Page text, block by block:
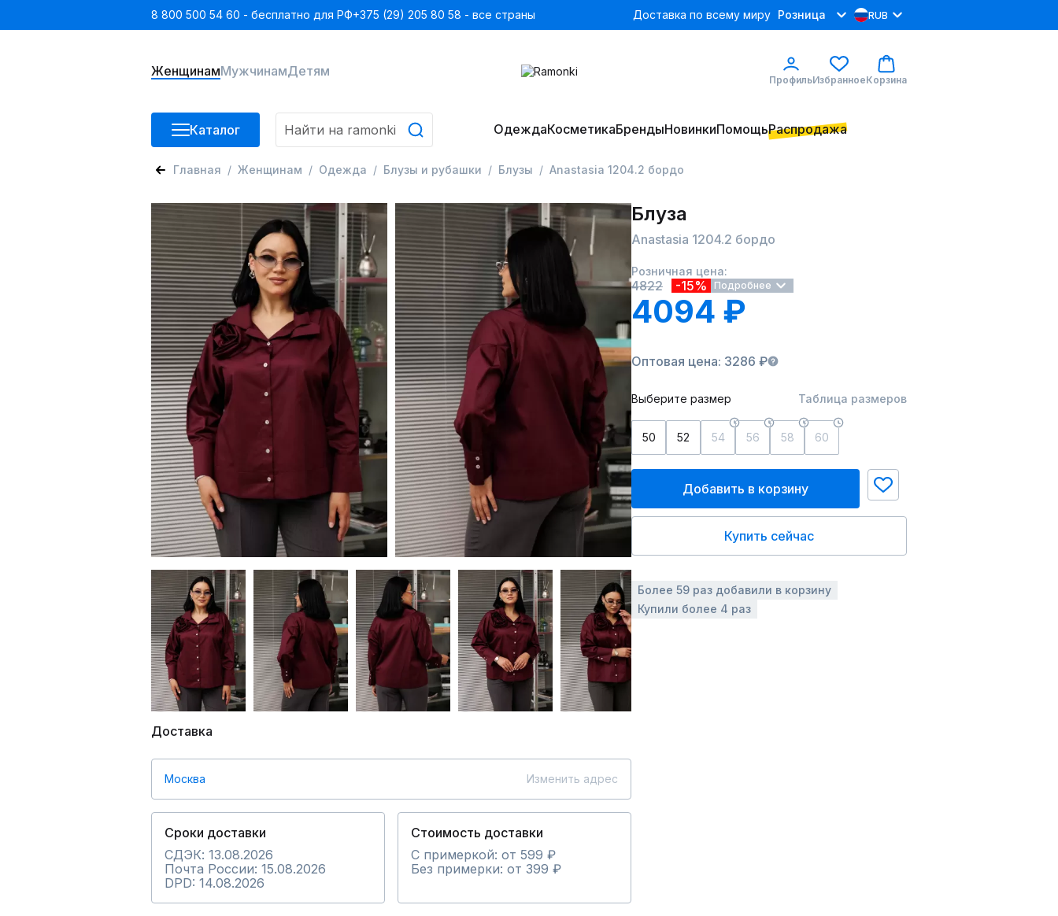
8 800 500 54 60 - бесплатно для РФ+375 (29) 205 80 58 - все страны Доставка по всему миру Розница RUB
ЖенщинамМужчинамДетям
ПрофильИзбранноеКорзина
Каталог ОдеждаКосметикаБрендыНовинкиПомощьРаспродажа
Главная Женщинам Одежда Блузы и рубашки Блузы Anastasia 1204.2 бордо
Доставка
Москва Изменить адрес
Сроки доставки
СДЭК: 13.08.2026
Почта России: 15.08.2026
DPD: 14.08.2026
Стоимость доставки
С примеркой: от 599 ₽
Без примерки: от 399 ₽
Блуза
Anastasia 1204.2 бордо
Розничная цена:
4822 -15% Подробнее
4094 ₽
Оптовая цена: 3286 ₽
Выберите размер Таблица размеров
50 52 54 56 58 60
Добавить в корзину
Купить сейчас
Более 59 раз добавили в корзину
Купили более 4 раз